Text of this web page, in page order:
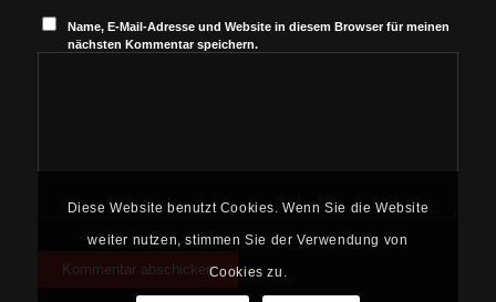
Name, E-Mail-Adresse und Website in diesem Browser für meinen
nächsten Kommentar speichern.
Diese Website benutzt Cookies. Wenn Sie die Website
weiter nutzen, stimmen Sie der Verwendung von
Cookies zu.